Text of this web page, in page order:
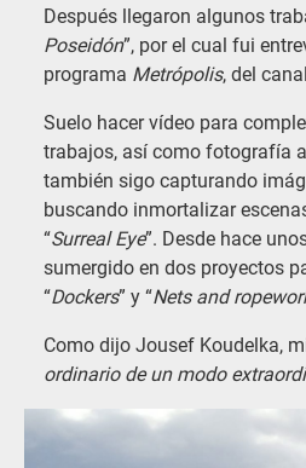
Después llegaron algunos
Poseidón”, por el cual fui
programa Metrópolis, del
Suelo hacer vídeo para
trabajos, así como fotografía
también sigo capturando
buscando inmortalizar
“Surreal Eye”. Desde hace
sumergido en dos proyectos
“Dockers” y “Nets and
Como dijo Jousef Koudelka,
ordinario de un modo